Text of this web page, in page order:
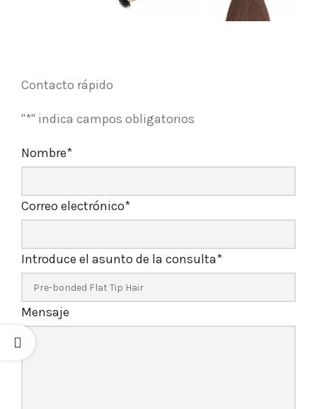
Contacto rápido
"*" indica campos obligatorios
Nombre*
Correo electrónico*
Introduce el asunto de la consulta*
Mensaje